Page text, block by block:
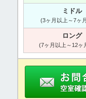
ミドル
(3ヶ月以上～7ヶ
ロング
(7ヶ月以上～12ヶ